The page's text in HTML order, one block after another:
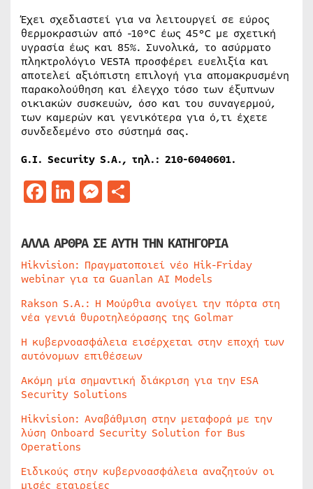
Έχει σχεδιαστεί για να λειτουργεί σε εύρος
θερμοκρασιών από -10°C έως 45°C με σχετική
υγρασία έως και 85%. Συνολικά, το ασύρματο
πληκτρολόγιο VESTA προσφέρει ευελιξία και
αποτελεί αξιόπιστη επιλογή για απομακρυσμένη
παρακολούθηση και έλεγχο τόσο των έξυπνων
οικιακών συσκευών, όσο και του συναγερμού,
των καμερών και γενικότερα για ό,τι έχετε
συνδεδεμένο στο σύστημά σας.
G.I. Security S.A., τηλ.: 210-6040601.
Facebook
LinkedIn
Messenger
ΑΛΛΑ ΑΡΘΡΑ ΣΕ ΑΥΤΗ ΤΗΝ ΚΑΤΗΓΟΡΙΑ
Hikvision: Πραγματοποιεί νέο Hik-Friday
webinar για τα Guanlan AI Models
Rakson S.A.: Η Μούρθια ανοίγει την πόρτα στη
νέα γενιά θυροτηλεόρασης της Golmar
Η κυβερνοασφάλεια εισέρχεται στην εποχή των
αυτόνομων επιθέσεων
Ακόμη μία σημαντική διάκριση για την ESA
Security Solutions
Hikvision: Αναβάθμιση στην μεταφορά με την
λύση Onboard Security Solution for Bus
Operations
Ειδικούς στην κυβερνοασφάλεια αναζητούν οι
μισές εταιρείες